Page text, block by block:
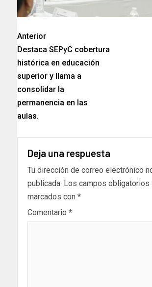
Anterior
Destaca SEPyC cobertura
histórica en educación
superior y llama a
consolidar la
permanencia en las
aulas.
Deja una respuesta
Tu dirección de correo electrónico
publicada. Los campos obligatorios
marcados con *
Comentario *